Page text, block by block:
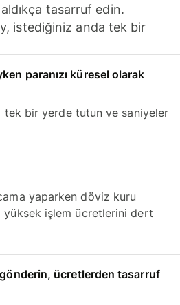
tasarruf edin.
istediğiniz anda tek bir
paranızı küresel olarak
tek bir yerde tutun ve saniyeler
yaparken döviz kuru
yüksek işlem ücretlerini dert
gönderin, ücretlerden tasarruf